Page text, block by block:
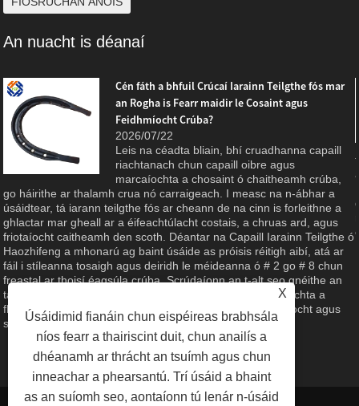
An nuacht is déanaí
Cén fáth a bhfuil Crúcaí Iarainn Teilgthe fós mar
an Rogha is Fearr maidir le Cosaint agus
Feidhmíocht Crúba?
2026/07/22
Leis na céadta bliain, bhí cruadhanna capaill
riachtanach chun capaill oibre agus
marcaíochta a chosaint ó chaitheamh crúba,
go háirithe ar thalamh crua nó carraigeach. I measc na n-ábhar a
úsáidtear, tá iarann ​​​​teilgthe fós ar cheann de na cinn is forleithne a
ghlactar mar gheall ar a éifeachtúlacht costais, a chruas ard, agus
friotaíocht caitheamh den scoth. Déantar na Capaill Iarainn Teilgthe ó
Haozhifeng a mhonarú ag baint úsáide as próisis réitigh aibí, atá ar
fáil i stíleanna tosaigh agus deiridh le méideanna ó # 2 go # 8 chun
freastal ar thoisí éagsúla crúba. Scrúdaíonn an t-alt seo gnéithe an
táirge, buntáistí ábhartha, agus an caighdeán déantúsaíochta a
fhágann gur rogha iontaofa é do chúram eachaí, talmhaíocht agus
spóirt eachaíochta.
X
Úsáidimid fianáin chun eispéireas brabhsála
níos fearr a thairiscint duit, chun anailís a
dhéanamh ar thrácht an tsuímh agus chun
inneachar a phearsantú. Trí úsáid a bhaint
as an suíomh seo, aontaíonn tú lenár n-úsáid